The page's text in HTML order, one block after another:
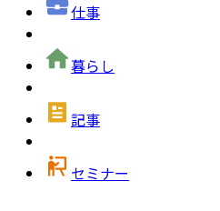
仕事
暮らし
記事
セミナー